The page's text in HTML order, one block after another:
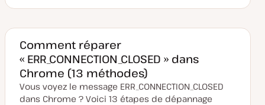
t
d
m
s
e
à
j
o
u
j
t
j
t
u
e
Comment réparer
« ERR_CONNECTION_CLOSED » dans
Chrome (13 méthodes)
Vous voyez le message ERR_CONNECTION_CLOSED
dans Chrome ? Voici 13 étapes de dépannage